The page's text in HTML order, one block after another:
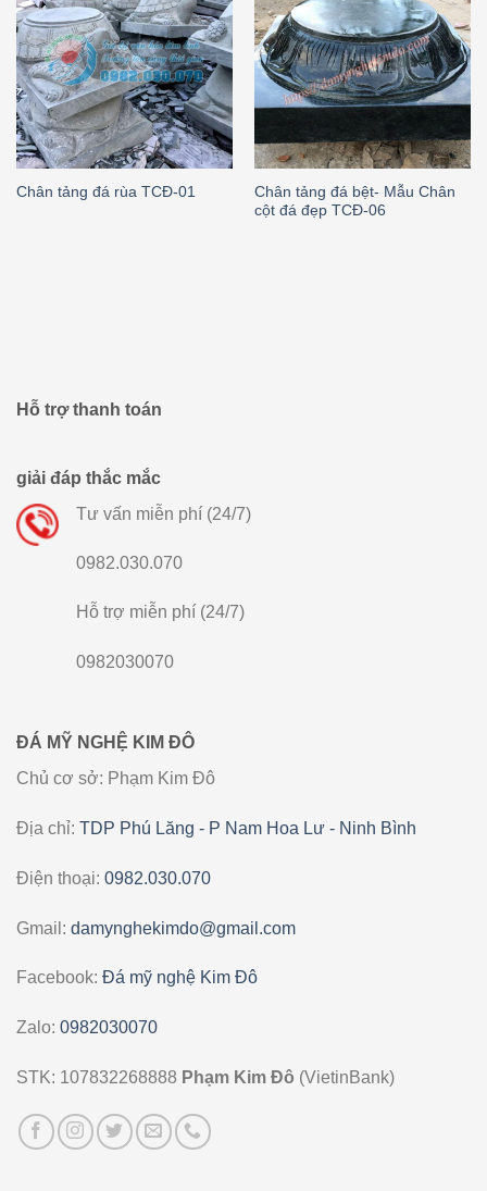
Chân tảng đá rùa TCĐ-01
Chân tảng đá bệt- Mẫu Chân
cột đá đẹp TCĐ-06
Hỗ trợ thanh toán
giải đáp thắc mắc
Tư vấn miễn phí (24/7)
0982.030.070
Hỗ trợ miễn phí (24/7)
0982030070
ĐÁ MỸ NGHỆ KIM ĐÔ
Chủ cơ sở: Phạm Kim Đô
Địa chỉ: TDP Phú Lăng - P Nam Hoa Lư - Ninh Bình
Điện thoại: 0982.030.070
Gmail: damynghekimdo@gmail.com
Facebook: Đá mỹ nghệ Kim Đô
Zalo: 0982030070
STK: 107832268888 Phạm Kim Đô (VietinBank)